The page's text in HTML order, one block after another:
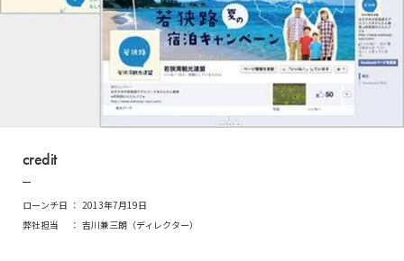
credit
ローンチ日
2013年7月19日
弊社担当
吉川兼三朗（ディレクター）